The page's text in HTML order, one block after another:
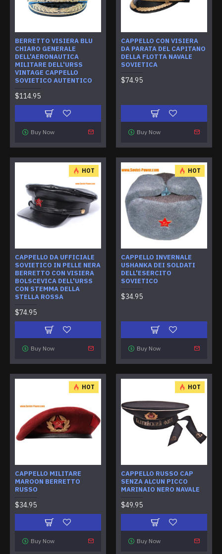
BERRETTO VISIERA BLU
CHIARO GENERALE
DELL'AERONAUTICA
MILITARE DELL'URSS
VINTAGE CAPPELLO
SOVIETICO AUTENTICO
$114.95
Buy Now
CAPPELLO CON VISIERA
DA PARATA DEL CAPITANO
DELLA FLOTTA NAVALE
SOVIETICA
$74.95
Buy Now
HOT
CAPPELLO DA UFFICIALE
SOVIETICO IN PELLE NERA
BERRETTO CON VISIERA
BOLSCEVICA DELL'URSS
CON STEMMA DELLA
STELLA ROSSA
$74.95
Buy Now
HOT
CAPPELLO INVERNALE
USHANKA DEI SOLDATI
DELL'ESERCITO
SOVIETICO
$34.95
Buy Now
HOT
CAPPELLO MILITARE
MAROON BERRETTO
RUSSO
$34.95
Buy Now
HOT
CAPPELLO RUSSO CAP
SENZA ALCUN PICCO
MARINAIO NERO NAVALE
$49.95
Buy Now